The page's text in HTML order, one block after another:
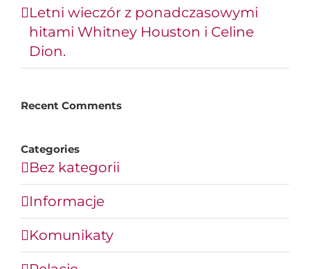
Letni wieczór z ponadczasowymi
hitami Whitney Houston i Celine
Dion.
Recent Comments
Categories
Bez kategorii
Informacje
Komunikaty